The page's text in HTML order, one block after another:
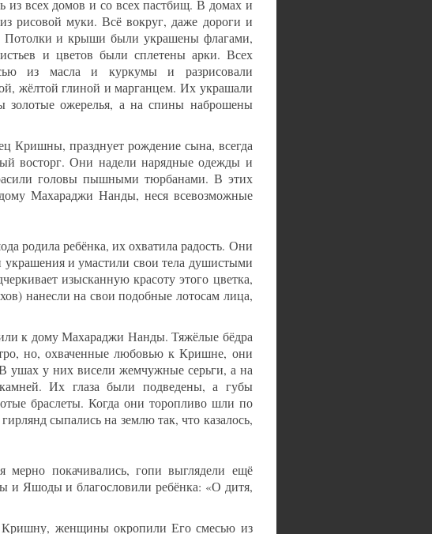
из всех домов и со всех пастбищ. В домах и
рисовой муки. Всё вокруг, даже дороги и
Потолки и крыши были украшены флагами,
и цветов были сплетены арки. Всех
из масла и куркумы и разрисовали
жёлтой глиной и марганцем. Их украшали
ожерелья, а на спины наброшены
Кришны, празднует рождение сына, всегда
восторг. Они надели нарядные одежды и
головы пышными тюрбанами. В этих
Махараджи Нанды, неся всевозможные
родила ребёнка, их охватила радость. Они
украшения и умастили свои тела душистыми
изысканную красоту этого цветка,
нанесли на свои подобные лотосам лица,
к дому Махараджи Нанды. Тяжёлые бёдра
но, охваченные любовью к Кришне, они
ушах у них висели жемчужные серьги, а на
Их глаза были подведены, а губы
браслеты. Когда они торопливо шли по
сыпались на землю так, что казалось,
покачивались, гопи выглядели ещё
и Яшоды и благословили ребёнка: «О дитя,
Кришну, женщины окропили Его смесью из